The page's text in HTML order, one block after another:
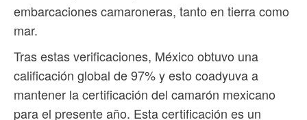
embarcaciones camaroneras, tanto en tierra como
mar.
Tras estas verificaciones, México obtuvo una
calificación global de 97% y esto coadyuva a
mantener la certificación del camarón mexicano
para el presente año. Esta certificación es un